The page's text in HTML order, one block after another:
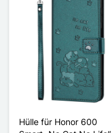
Hülle für Honor 600